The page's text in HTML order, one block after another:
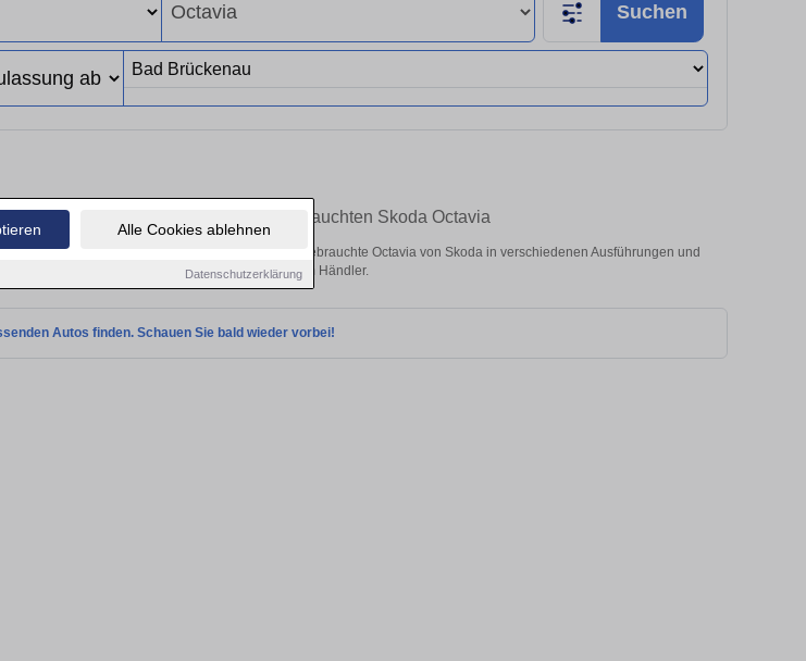
Alle Cookies ablehnen
Datenschutzerklärung
Suchen
Finden Sie in Bad Brückenau Ihren gebrauchten Skoda Octavia
Skoda Octavia Gebrauchtwagen? Entdecken Sie gebrauchte Octavia von Skoda in verschiedenen Ausführungen und
Preisklassen von privat und vom Händler.
Autos finden. Schauen Sie bald wieder vorbei!